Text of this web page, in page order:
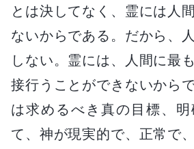
とは決してなく、霊には人
ないからである。だから、
しない。霊には、人間に最
接行うことができないから
は求めるべき真の目標、
て、神が現実的で、正常で